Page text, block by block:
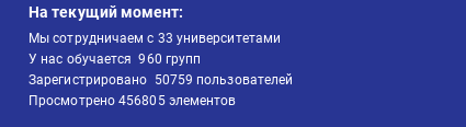
На текущий момент:
Мы сотрудничаем с 33 университетами
У нас обучается 960 групп
Зарегистрировано 50759 пользователей
Просмотрено456805элементов